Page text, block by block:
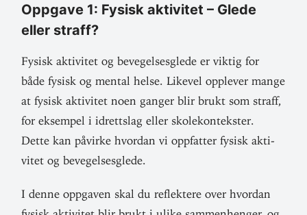
Oppgave 1: Fysisk akti­vitet – Glede
eller straff?
Fysisk akti­vitet og beve­gel­ses­glede er viktig for
både fysisk og mental helse. Likevel opp­lever mange
at fysisk akti­vitet noen ganger blir brukt som straff,
for eksempel i idrettslag eller skole­kon­tekster.
Dette kan påvirke hvordan vi opp­fatter fysisk akti­
vitet og bevegelsesglede.
I denne opp­gaven skal du reflektere over hvordan